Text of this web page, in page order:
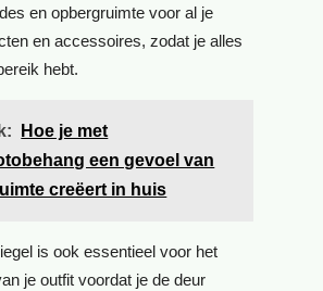
en opbergruimte voor al je
en accessoires, zodat je alles
hebt.
Hoe je met
een gevoel van
creëert in huis
is ook essentieel voor het
je outfit voordat je de deur